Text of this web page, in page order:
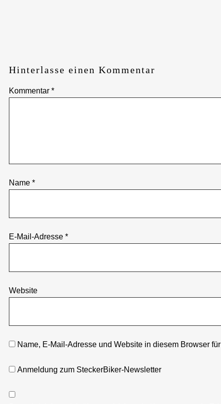
Hinterlasse einen Kommentar
Kommentar *
Name *
E-Mail-Adresse *
Website
Name, E-Mail-Adresse und Website in diesem Browser
Anmeldung zum SteckerBiker-Newsletter